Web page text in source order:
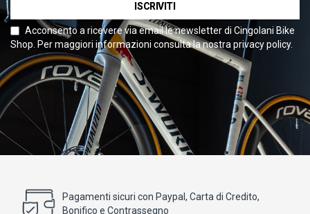
ISCRIVITI
Acconsento a ricevere via email le newsletter di Cingolani Bike
Shop. Per maggiori informazioni consulta la nostra privacy policy.
Pagamenti sicuri con Paypal, Carta di Credito,
Bonifico e Contrassegno